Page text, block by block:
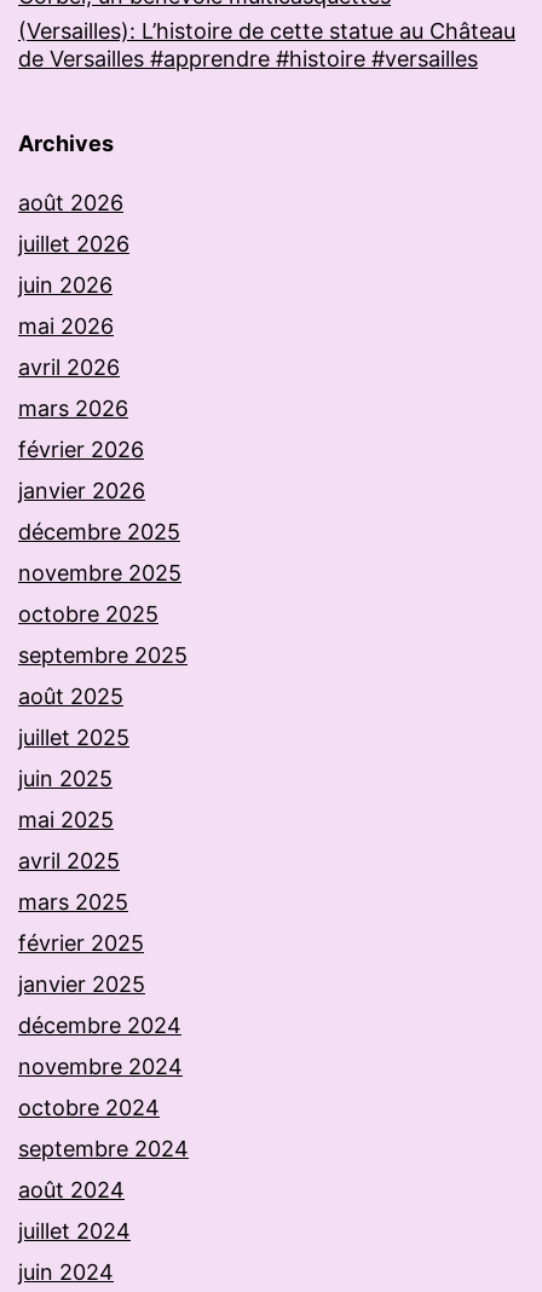
(Versailles): L’histoire de cette statue au Château
de Versailles #apprendre #histoire #versailles
Archives
août 2026
juillet 2026
juin 2026
mai 2026
avril 2026
mars 2026
février 2026
janvier 2026
décembre 2025
novembre 2025
octobre 2025
septembre 2025
août 2025
juillet 2025
juin 2025
mai 2025
avril 2025
mars 2025
février 2025
janvier 2025
décembre 2024
novembre 2024
octobre 2024
septembre 2024
août 2024
juillet 2024
juin 2024